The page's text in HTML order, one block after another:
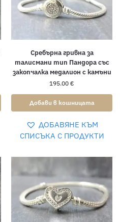
Сребърна гривна за
талисмани тип Пандора със
закопчалка медалион с камъни
195.00 €
Добави в кошницата
ДОБАВЯНЕ КЪМ
СПИСЪКА С ПРОДУКТИ